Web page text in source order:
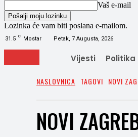
Vaš e-mail
Lozinka će vam biti poslana e-mailom.
31.5 C Mostar Petak, 7 Augusta, 2026
Vijesti Politika
NASLOVNICA TAGOVI NOVI
NOVI